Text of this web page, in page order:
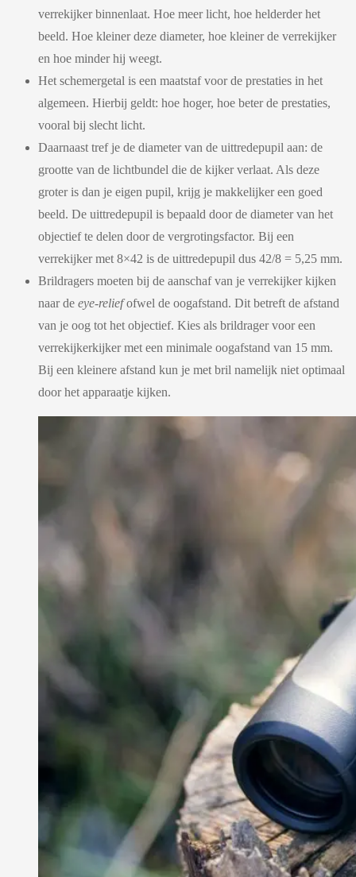
verrekijker binnenlaat. Hoe meer licht, hoe helderder het
beeld. Hoe kleiner deze diameter, hoe kleiner de verrekijker
en hoe minder hij weegt.
Het schemergetal is een maatstaf voor de prestaties in het
algemeen. Hierbij geldt: hoe hoger, hoe beter de prestaties,
vooral bij slecht licht.
Daarnaast tref je de diameter van de uittredepupil aan: de
grootte van de lichtbundel die de kijker verlaat. Als deze
groter is dan je eigen pupil, krijg je makkelijker een goed
beeld. De uittredepupil is bepaald door de diameter van het
objectief te delen door de vergrotingsfactor. Bij een
verrekijker met 8×42 is de uittredepupil dus 42/8 = 5,25 mm.
Brildragers moeten bij de aanschaf van je verrekijker kijken
naar de eye-reliefofwel de oogafstand. Dit betreft de afstand
van je oog tot het objectief. Kies als brildrager voor een
verrekijkerkijker met een minimale oogafstand van 15 mm.
Bij een kleinere afstand kun je met bril namelijk niet optimaal
door het apparaatje kijken.